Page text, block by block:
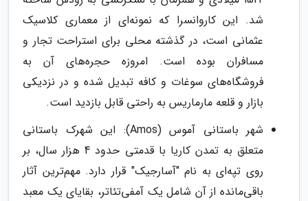
شد. این کاروانسرا که نمونه‌ای از معماری کلاسیک
عثمانی است، در گذشته محلی برای استراحت تجار و
مسافران بوده است. امروزه حجره‌های آن به
فروشگاه‌های سوغات و کافه تبدیل شده و در نزدیکی
بازار و قلعه مارماریس به راحتی قابل بازدید است.
شهر باستانی آموس (Amos): این شهرک باستانی
متعلق به تمدن کاریا با قدمتی حدود 4 هزار سال، بر
روی تپه‌ای به نام "آسارجیک" قرار دارد. مهم‌ترین آثار
باقی‌مانده از آن شامل یک آمفی‌تئاتر، بقایای یک معبد